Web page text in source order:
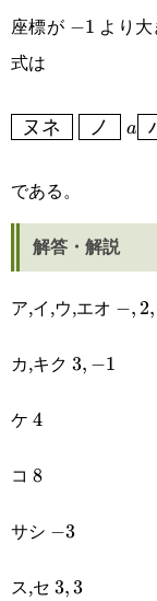
座標が -1
−1 より
式は
ノ
ヒフ
ヌネ ノ a
である。
解答・解説
ア,イ,ウ,エオ -
−, 2,
カ,キク 3,-1
3, −1
ケ 4
4
コ 8
8
サシ -3
−3
ス,セ 3,3
3,3